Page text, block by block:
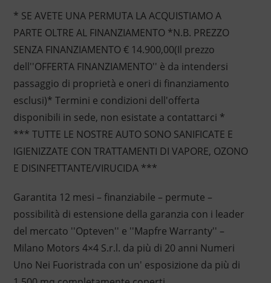
* SE AVETE UNA PERMUTA LA ACQUISTIAMO A
PARTE OLTRE AL FINANZIAMENTO *N.B. PREZZO
SENZA FINANZIAMENTO € 14.900,00(Il prezzo
dell''OFFERTA FINANZIAMENTO'' è da intendersi
passaggio di proprietà e oneri di finanziamento
esclusi)* Termini e condizioni dell'offerta
disponibili in sede, non esistate a contattarci *
*** TUTTE LE NOSTRE AUTO SONO SANIFICATE E
IGIENIZZATE CON TRATTAMENTI DI VAPORE, OZONO
E DISINFETTANTE/VIRUCIDA ***
Garantita 12 mesi – finanziabile – permute –
possibilità di estensione della garanzia con i leader
del mercato ''Opteven'' e ''Mapfre Warranty'' –
Milano Motors 4×4 S.r.l. da più di 20 anni Numeri
Uno Nei Fuoristrada con un' esposizione da più di